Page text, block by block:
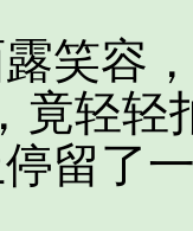
容，
竟轻
留了